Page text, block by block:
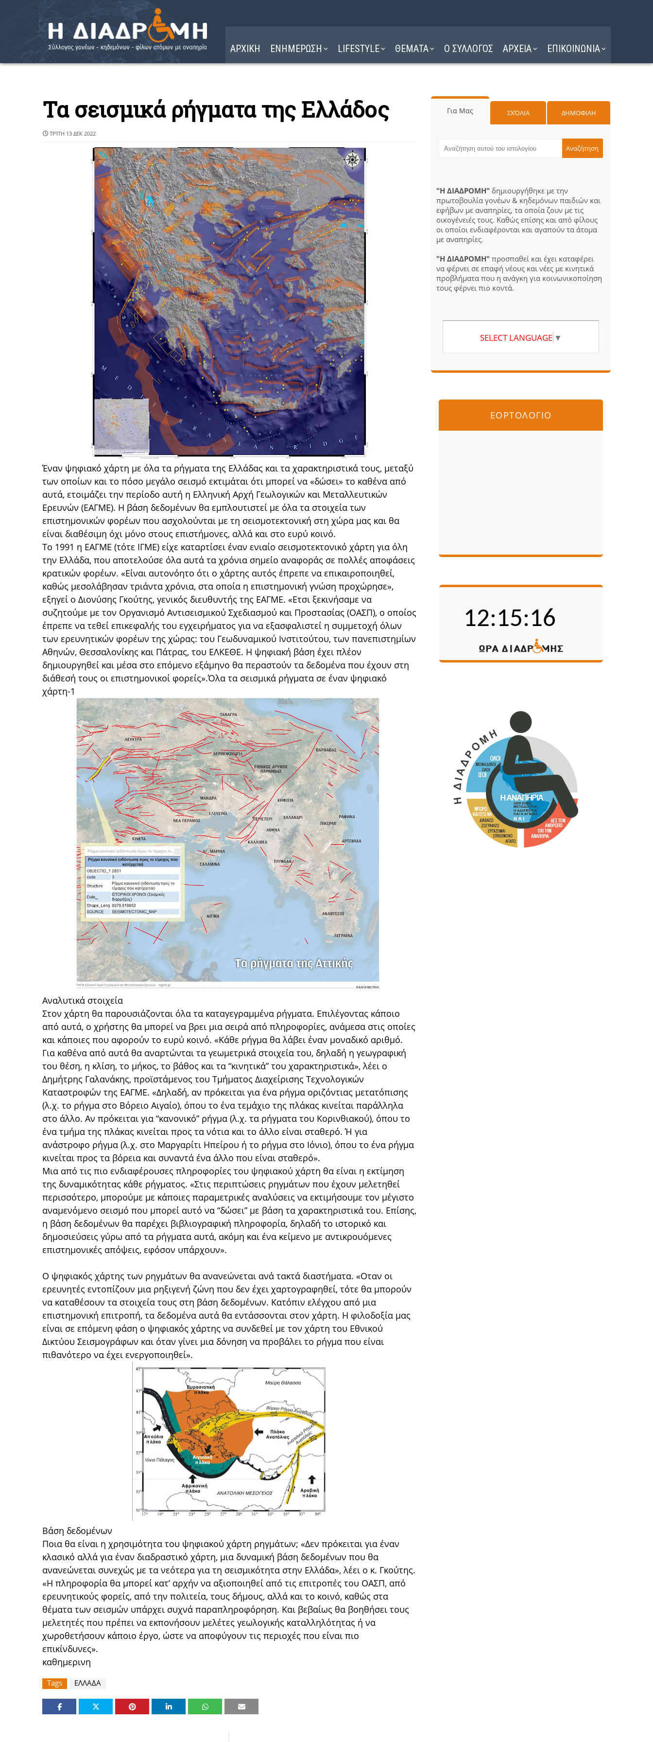
ΑΡΧΙΚΗ ΕΝΗΜΕΡΩΣΗ LIFESTYLE ΘΕΜΑΤΑ Ο ΣΥΛΛΟΓΟΣ ΑΡΧΕΙΑ ΕΠΙΚΟΙΝΩΝΙΑ
Τα σεισμικά ρήγματα της Ελλάδος
ΤΡΊΤΗ 13 ΔΕΚ 2022
Έναν ψηφιακό χάρτη με όλα τα ρήγματα της Ελλάδας και τα χαρακτηριστικά τους, μεταξύ
των οποίων και το πόσο μεγάλο σεισμό εκτιμάται ότι μπορεί να «δώσει» το καθένα από
αυτά, ετοιμάζει την περίοδο αυτή η Ελληνική Αρχή Γεωλογικών και Μεταλλευτικών
Ερευνών (ΕΑΓΜΕ). Η βάση δεδομένων θα εμπλουτιστεί με όλα τα στοιχεία των
επιστημονικών φορέων που ασχολούνται με τη σεισμοτεκτονική στη χώρα μας και θα
είναι διαθέσιμη όχι μόνο στους επιστήμονες, αλλά και στο ευρύ κοινό.
Το 1991 η ΕΑΓΜΕ (τότε ΙΓΜΕ) είχε καταρτίσει έναν ενιαίο σεισμοτεκτονικό χάρτη για όλη
την Ελλάδα, που αποτελούσε όλα αυτά τα χρόνια σημείο αναφοράς σε πολλές αποφάσεις
κρατικών φορέων. «Είναι αυτονόητο ότι ο χάρτης αυτός έπρεπε να επικαιροποιηθεί,
καθώς μεσολάβησαν τριάντα χρόνια, στα οποία η επιστημονική γνώση προχώρησε»,
εξηγεί ο Διονύσης Γκούτης, γενικός διευθυντής της ΕΑΓΜΕ. «Ετσι ξεκινήσαμε να
συζητούμε με τον Οργανισμό Αντισεισμικού Σχεδιασμού και Προστασίας (ΟΑΣΠ), ο οποίος
έπρεπε να τεθεί επικεφαλής του εγχειρήματος για να εξασφαλιστεί η συμμετοχή όλων
των ερευνητικών φορέων της χώρας: του Γεωδυναμικού Ινστιτούτου, των πανεπιστημίων
Αθηνών, Θεσσαλονίκης και Πάτρας, του ΕΛΚΕΘΕ. Η ψηφιακή βάση έχει πλέον
δημιουργηθεί και μέσα στο επόμενο εξάμηνο θα περαστούν τα δεδομένα που έχουν στη
διάθεσή τους οι επιστημονικοί φορείς».Όλα τα σεισμικά ρήγματα σε έναν ψηφιακό
χάρτη-1
Αναλυτικά στοιχεία
Στον χάρτη θα παρουσιάζονται όλα τα καταγεγραμμένα ρήγματα. Επιλέγοντας κάποιο
από αυτά, ο χρήστης θα μπορεί να βρει μια σειρά από πληροφορίες, ανάμεσα στις οποίες
και κάποιες που αφορούν το ευρύ κοινό. «Κάθε ρήγμα θα λάβει έναν μοναδικό αριθμό.
Για καθένα από αυτά θα αναρτώνται τα γεωμετρικά στοιχεία του, δηλαδή η γεωγραφική
του θέση, η κλίση, το μήκος, το βάθος και τα “κινητικά” του χαρακτηριστικά», λέει ο
Δημήτρης Γαλανάκης, προϊστάμενος του Τμήματος Διαχείρισης Τεχνολογικών
Καταστροφών της ΕΑΓΜΕ. «Δηλαδή, αν πρόκειται για ένα ρήγμα οριζόντιας μετατόπισης
(λ.χ. το ρήγμα στο Βόρειο Αιγαίο), όπου το ένα τεμάχιο της πλάκας κινείται παράλληλα
στο άλλο. Αν πρόκειται για “κανονικό” ρήγμα (λ.χ. τα ρήγματα του Κορινθιακού), όπου το
ένα τμήμα της πλάκας κινείται προς τα νότια και το άλλο είναι σταθερό. Ή για
ανάστροφο ρήγμα (λ.χ. στο Μαργαρίτι Ηπείρου ή το ρήγμα στο Ιόνιο), όπου το ένα ρήγμα
κινείται προς τα βόρεια και συναντά ένα άλλο που είναι σταθερό».
Μια από τις πιο ενδιαφέρουσες πληροφορίες του ψηφιακού χάρτη θα είναι η εκτίμηση
της δυναμικότητας κάθε ρήγματος. «Στις περιπτώσεις ρηγμάτων που έχουν μελετηθεί
περισσότερο, μπορούμε με κάποιες παραμετρικές αναλύσεις να εκτιμήσουμε τον μέγιστο
αναμενόμενο σεισμό που μπορεί αυτό να “δώσει” με βάση τα χαρακτηριστικά του. Επίσης,
η βάση δεδομένων θα παρέχει βιβλιογραφική πληροφορία, δηλαδή το ιστορικό και
δημοσιεύσεις γύρω από τα ρήγματα αυτά, ακόμη και ένα κείμενο με αντικρουόμενες
επιστημονικές απόψεις, εφόσον υπάρχουν».
Ο ψηφιακός χάρτης των ρηγμάτων θα ανανεώνεται ανά τακτά διαστήματα. «Οταν οι
ερευνητές εντοπίζουν μια ρηξιγενή ζώνη που δεν έχει χαρτογραφηθεί, τότε θα μπορούν
να καταθέσουν τα στοιχεία τους στη βάση δεδομένων. Κατόπιν ελέγχου από μια
επιστημονική επιτροπή, τα δεδομένα αυτά θα εντάσσονται στον χάρτη. Η φιλοδοξία μας
είναι σε επόμενη φάση ο ψηφιακός χάρτης να συνδεθεί με τον χάρτη του Εθνικού
Δικτύου Σεισμογράφων και όταν γίνει μια δόνηση να προβάλει το ρήγμα που είναι
πιθανότερο να έχει ενεργοποιηθεί».
Βάση δεδομένων
Ποια θα είναι η χρησιμότητα του ψηφιακού χάρτη ρηγμάτων; «Δεν πρόκειται για έναν
κλασικό αλλά για έναν διαδραστικό χάρτη, μια δυναμική βάση δεδομένων που θα
ανανεώνεται συνεχώς με τα νεότερα για τη σεισμικότητα στην Ελλάδα», λέει ο κ. Γκούτης.
«Η πληροφορία θα μπορεί κατ’ αρχήν να αξιοποιηθεί από τις επιτροπές του ΟΑΣΠ, από
ερευνητικούς φορείς, από την πολιτεία, τους δήμους, αλλά και το κοινό, καθώς στα
θέματα των σεισμών υπάρχει συχνά παραπληροφόρηση. Και βεβαίως θα βοηθήσει τους
μελετητές που πρέπει να εκπονήσουν μελέτες γεωλογικής καταλληλότητας ή να
χωροθετήσουν κάποιο έργο, ώστε να αποφύγουν τις περιοχές που είναι πιο
επικίνδυνες».
καθημερινη
Tags ΕΛΛΑΔΑ
Για Μας ΣΧΌΛΙΑ ΔΗΜΟΦΙΛΗ
"Η ΔΙΑΔΡΟΜΗ" δημιουργήθηκε με την
πρωτοβουλία γονέων & κηδεμόνων παιδιών και
εφήβων με αναπηρίες, τα οποία ζουν με τις
οικογένειές τους. Καθώς επίσης και από φίλους
οι οποίοι ενδιαφέρονται και αγαπούν τα άτομα
με αναπηρίες.
"Η ΔΙΑΔΡΟΜΗ" προσπαθεί και έχει καταφέρει
να φέρνει σε επαφή νέους και νέες με κινητικά
προβλήματα που η ανάγκη για κοινωνικοποίηση
τους φέρνει πιο κοντά.
SELECT LANGUAGE ▼
ΕΟΡΤΟΛΟΓΙΟ